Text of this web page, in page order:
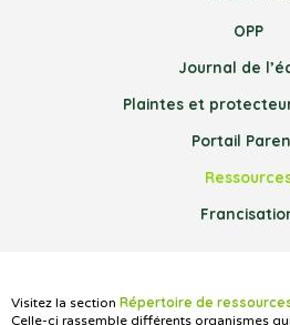
OPP
Journal de
Plaintes et
Portail
Visitez la section Répertoire de
Celle-ci rassemble différents organismes